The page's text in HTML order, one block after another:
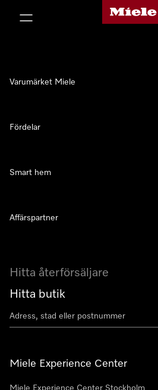
Mieles hemsida
Hitta återförsäljare
Hitta butik
Miele Experience Center
Miele Experience Center Stockholm
Varumärket Miele
Fördelar
Smart hem
Affärspartner